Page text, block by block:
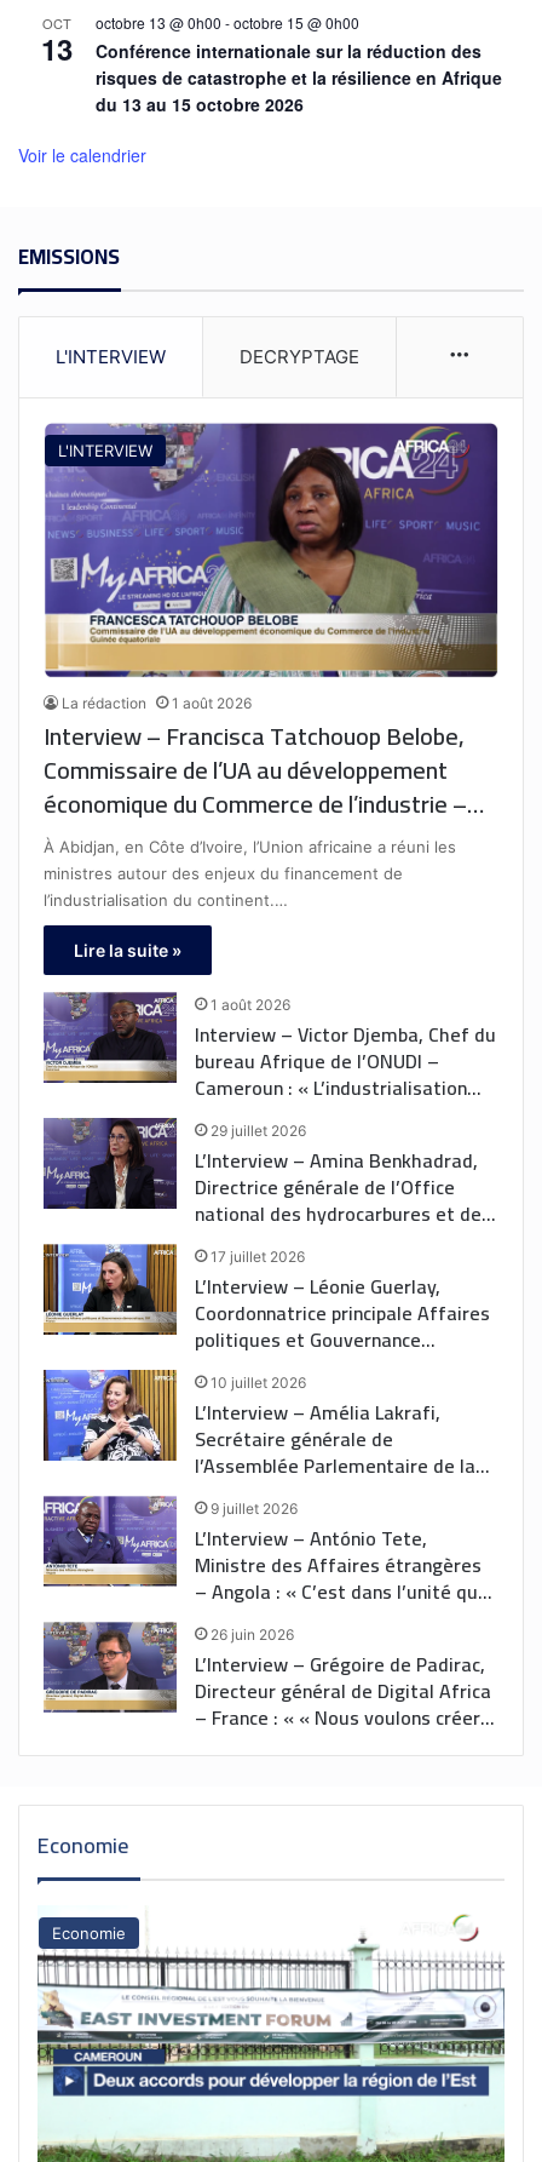
OCT
13
octobre 13 @ 0h00 -octobre 15 @ 0h00
Conférence internationale sur la réduction des
risques de catastrophe et la résilience en Afrique
du 13 au 15 octobre 2026
Voir le calendrier
EMISSIONS
L'INTERVIEW DECRYPTAGE
L'INTERVIEW
La rédaction 1 août 2026
Interview – Francisca Tatchouop Belobe,
Commissaire de l’UA au développement
économique du Commerce de l’industrie –
Guinée équatoriale : « L’Afrique dispose
d’une stratégie d’industrialisation, mais
l’urgence est désormais d’accélérer sa mise
en œuvre. Cela passe par la mobilisation de
financements adaptés pour transformer les
ambitions en projets concrets. »
À Abidjan, en Côte d’Ivoire, l’Union africaine a réuni les
ministres autour des enjeux du financement de
l’industrialisation du continent.…
Lire la suite »
1 août 2026
Interview – Victor Djemba, Chef du
bureau Afrique de l’ONUDI –
Cameroun : « L’industrialisation
est au cœur du développement
économique. Pour l’Afrique, la
transformation structurelle passe
par la création d’une base
industrielle solide et durable. »
29 juillet 2026
L’Interview – Amina Benkhadrad,
Directrice générale de l’Office
national des hydrocarbures et des
mines – Maroc :« La signature de
cet accord met en place un cadre
juridique et de gouvernance
auquel adhèrent tous les États. Il
facilitera les prochaines étapes du
développement du projet, qui
consisteront notamment à mettre
en place une gouvernance unifiée.
»
17 juillet 2026
L’Interview – Léonie Guerlay,
Coordonnatrice principale Affaires
politiques et Gouvernance
démocratique, OIF – France : «
Nous travaillons à la demande de
nos États membres et en étroite
collaboration avec eux pour
accompagner et impulser les
changements nécessaires. Nous
avons également la capacité de
nous adapter aux nouveaux enjeux
auxquels nos sociétés sont
confrontées, notamment ceux liés
à la jeunesse »
10 juillet 2026
L’Interview – Amélia Lakrafi,
Secrétaire générale de
l’Assemblée Parlementaire de la
Francophonie – France : « L’APF
marque un temps très fort. Nous
diffusons un grand message de
paix, d’entente et de communion.
Nous montrons également que la
francophonie attire de plus en
plus. »
9 juillet 2026
L’Interview – António Tete,
Ministre des Affaires étrangères
– Angola : « C’est dans l’unité que
l’Afrique pourra faire face aux
défis extérieurs. Elle doit mieux se
structurer pour transformer ses
potentialités en opportunités de
développement. »
26 juin 2026
L’Interview – Grégoire de Padirac,
Directeur général de Digital Africa
– France : « « Nous voulons créer
d’investisseurs, car nous pensons
continent »
Economie
Economie